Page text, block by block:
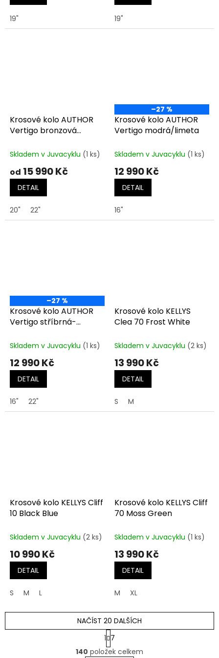
19" 19"
Krosové kolo AUTHOR
Vertigo bronzová
Skladem v Juvacyklu (1 ks)
od 15 990 Kč
DETAIL
20" 22"
–27 %
Krosové kolo AUTHOR
Vertigo modrá/limeta
Skladem v Juvacyklu (1 ks)
12 990 Kč
DETAIL
16"
–27 %
Krosové kolo AUTHOR
Vertigo stříbrná-
Skladem v Juvacyklu (1 ks)
12 990 Kč
DETAIL
16" 22"
Krosové kolo KELLYS
Clea 70 Frost White
Skladem v Juvacyklu (2 ks)
13 990 Kč
DETAIL
S M
Krosové kolo KELLYS Cliff
10 Black Blue
Skladem v Juvacyklu (2 ks)
10 990 Kč
DETAIL
S M L
Krosové kolo KELLYS Cliff
70 Moss Green
Skladem v Juvacyklu (1 ks)
13 990 Kč
DETAIL
M XL
O
NAČÍST 20 DALŠÍCH
S
t
r
1 7
140 položek celkem